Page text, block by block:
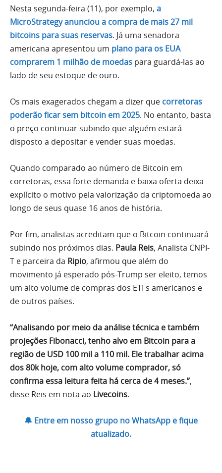
Nesta segunda-feira (11), por exemplo, a
MicroStrategy anunciou a compra de mais 27 mil
bitcoins para suas reservas. Já uma senadora
americana apresentou um plano para os EUA
comprarem 1 milhão de moedas para guardá-las ao
lado de seu estoque de ouro.
Os mais exagerados chegam a dizer que corretoras
poderão ficar sem bitcoin em 2025. No entanto, basta
o preço continuar subindo que alguém estará
disposto a depositar e vender suas moedas.
Quando comparado ao número de Bitcoin em
corretoras, essa forte demanda e baixa oferta deixa
explícito o motivo pela valorização da criptomoeda ao
longo de seus quase 16 anos de história.
Por fim, analistas acreditam que o Bitcoin continuará
subindo nos próximos dias. Paula Reis, Analista CNPI-
T e parceira da Ripio, afirmou que além do
movimento já esperado pós-Trump ser eleito, temos
um alto volume de compras dos ETFs americanos e
de outros países.
“Analisando por meio da análise técnica e também
projeções Fibonacci, tenho alvo em Bitcoin para a
região de USD 100 mil a 110 mil. Ele trabalhar acima
dos 80k hoje, com alto volume comprador, só
confirma essa leitura feita há cerca de 4 meses.”,
disse Reis em nota ao Livecoins.
🔔 Entre em nosso grupo no WhatsApp e fique
atualizado.